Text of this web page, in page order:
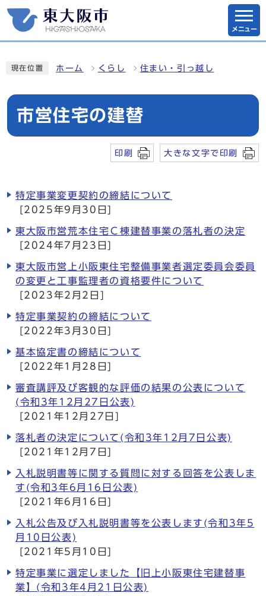
メニュー
現在位置 ホーム くらし 住まい・引っ越し
市営住宅の建替
印刷 大きな文字で印刷
特定事業変更契約の締結について
[2025年9月30日]
東大阪市営荒本住宅Ｃ棟建替事業の落札者の決定
[2024年7月23日]
東大阪市営上小阪東住宅整備事業者選定委員会委員
の変更と工事監理者の資格要件について
[2023年2月2日]
特定事業契約の締結について
[2022年3月30日]
基本協定書の締結について
[2022年1月28日]
審査講評及び客観的な評価の結果の公表について
(令和3年12月27日公表)
[2021年12月27日]
落札者の決定について(令和3年12月7日公表)
[2021年12月7日]
入札説明書等に関する質問に対する回答を公表しま
す(令和3年6月16日公表)
[2021年6月16日]
入札公告及び入札説明書等を公表します(令和3年5
月10日公表)
[2021年5月10日]
特定事業に選定しました【旧上小阪東住宅建替事
業】(令和3年4月21日公表)